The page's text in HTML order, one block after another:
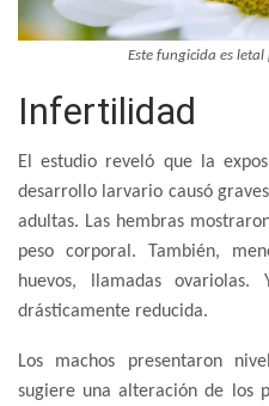
Este fungicida es letal
Infertilidad
El estudio reveló que la
desarrollo larvario causó
adultas. Las hembras
peso corporal. También,
huevos, llamadas
drásticamente reducida.
Los machos presentaron
sugiere una alteración de los